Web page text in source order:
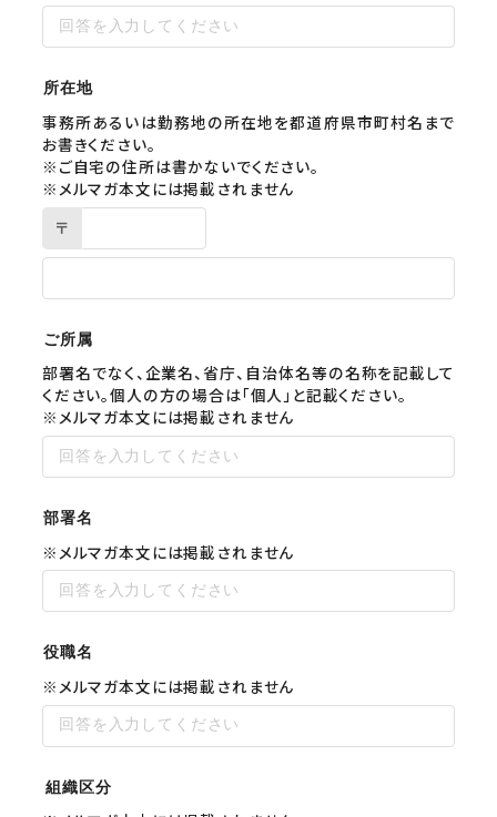
所在地
事務所あるいは勤務地の所在地を都道府県市町村名まで
お書きください。
※ご自宅の住所は書かないでください。
※メルマガ本文には掲載されません
〒
ご所属
部署名でなく、企業名、省庁、自治体名等の名称を記載して
ください。個人の方の場合は「個人」と記載ください。
※メルマガ本文には掲載されません
部署名
※メルマガ本文には掲載されません
役職名
※メルマガ本文には掲載されません
組織区分